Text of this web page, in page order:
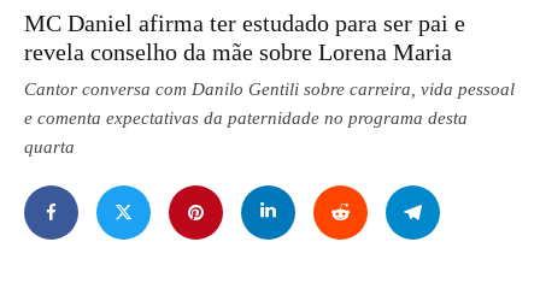
MC Daniel afirma ter estudado para ser pai e
revela conselho da mãe sobre Lorena Maria
Cantor conversa com Danilo Gentili sobre carreira, vida pessoal
e comenta expectativas da paternidade no programa desta
quarta